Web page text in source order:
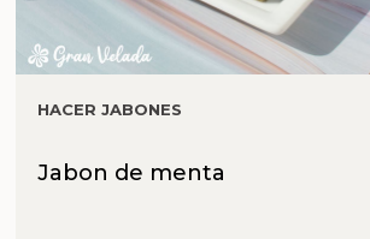
HACER JABONES
Jabon de menta